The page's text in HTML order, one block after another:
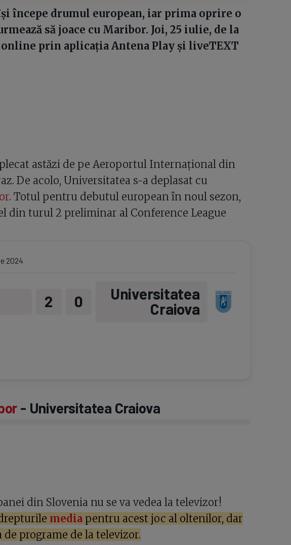
începe drumul european, iar prima oprire o
să joace cu Maribor. Joi, 25 iulie, de la
online prin aplicația Antena Play și liveTEXT
astăzi de pe Aeroportul Internațional din
De acolo, Universitatea s-a deplasat cu
. Totul pentru debutul european în noul sezon,
din turul 2 preliminar al Conference League
2024
2
Universitatea
Craiova
0
- Universitatea Craiova
din Slovenia nu se va vedea la televizor!
mediapentru acest joc al oltenilor, dar
programe de la televizor.